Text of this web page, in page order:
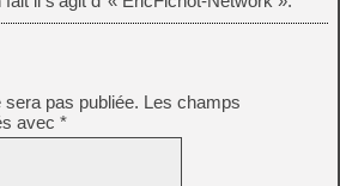
pas publiée. Les champs
avec *